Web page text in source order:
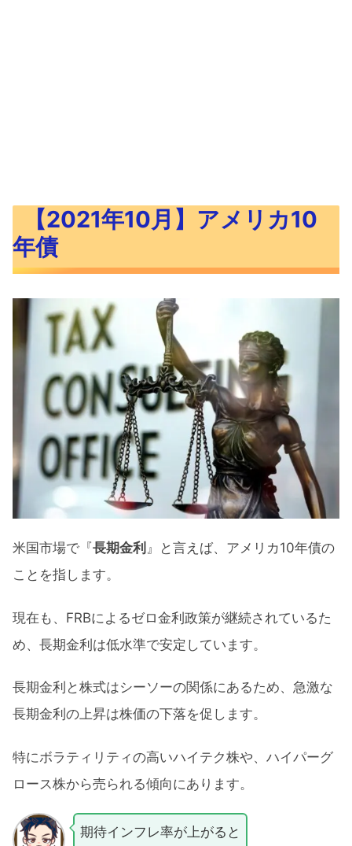
【2021年10月】アメリカ10
年債
米国市場で『長期金利 』と言えば、アメリカ10年債の
ことを指します。
現在も、FRBによるゼロ金利政策が継続されているた
め、長期金利は低水準で安定しています。
長期金利と株式はシーソーの関係にあるため、急激な
長期金利の上昇は株価の下落を促します。
特にボラティリティの高いハイテク株や、ハイパーグ
ロース株から売られる傾向にあります。
期待インフレ率が上がると